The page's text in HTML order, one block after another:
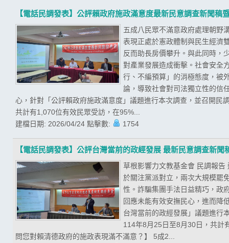
【電話民調發表】公評賴政府施政滿意度最新民意調查新聞稿
五成八民眾不滿意政府處理朝野
表現正處於憲政體制與民生經濟
反而助長房價攀升。與此同時，
對產業發展造成衝擊。社會安全
行、不編預算」的消極態度，被
論，導致社會對司法獨立性的信
心，針對「公評賴政府施政滿意度」議題進行本次調查，並召開
共計有1,070位有效民眾受訪，在95%...
建檔日期: 2026/04/24 點擊數: 1754
【電話民調發表】公評台灣當前的政經發展 最新民意調查新聞
草根影響力文教基金會 民調報
於關注黨派對立，兩次大規模罷
性。詐騙集團手法日益精巧，政
回應未能有效安撫民心，進而降
台灣當前的政經發展」議題進行
114年8月25日至8月30日，共計
問您對賴清德政府的施政表現滿不滿意？】 5成2...